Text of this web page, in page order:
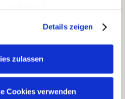
Details zeigen
zulassen
Cookies verwenden